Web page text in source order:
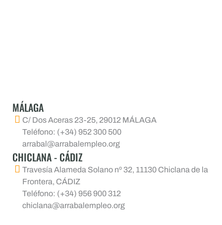
MÁLAGA
C/ Dos Aceras 23-25, 29012 MÁLAGA
Teléfono: (+34) 952 300 500
arrabal@arrabalempleo.org
CHICLANA - CÁDIZ
Travesía Alameda Solano nº 32, 11130 Chiclana de la
Frontera, CÁDIZ
Teléfono: (+34) 956 900 312
chiclana@arrabalempleo.org